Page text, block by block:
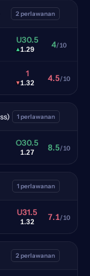
2 perlawanan
U30.5
▴1.29 4/10
1
▾1.32 4.5/10
1 perlawanan
O30.5
1.27 8.5/10
1 perlawanan
U31.5
1.32 7.1/10
2 perlawanan